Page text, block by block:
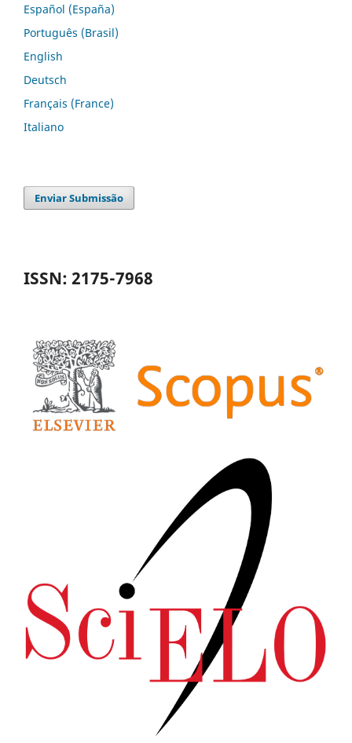
Español (España)
Português (Brasil)
English
Deutsch
Français (France)
Italiano
Enviar Submissão
ISSN: 2175-7968